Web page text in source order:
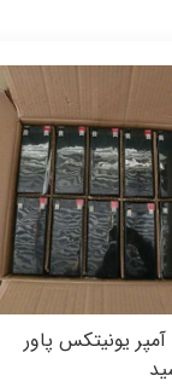
باتری 9 آمپر یونیتکس پاور